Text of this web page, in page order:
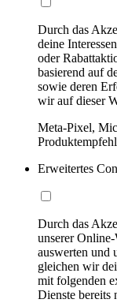
Durch das
deine
oder
basierend auf
sowie deren
wir auf dieser
Meta-Pixel,
Erweitertes
Durch das
unserer
auswerten und
gleichen wir
mit folgenden
Dienste bereits